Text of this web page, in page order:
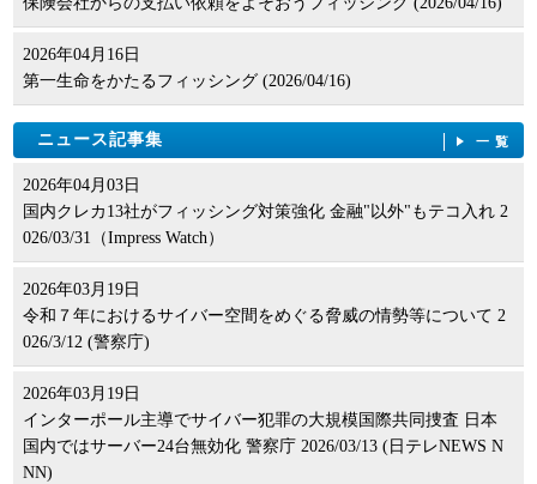
2026年04月16日
第一生命をかたるフィッシング (2026/04/16)
ニュース記事集 一覧
2026年04月03日
国内クレカ13社がフィッシング対策強化 金融"以外"もテコ入れ 2
026/03/31（Impress Watch）
2026年03月19日
令和７年におけるサイバー空間をめぐる脅威の情勢等について 2
026/3/12 (警察庁)
2026年03月19日
インターポール主導でサイバー犯罪の大規模国際共同捜査 日本
国内ではサーバー24台無効化 警察庁 2026/03/13 (日テレNEWS N
NN)